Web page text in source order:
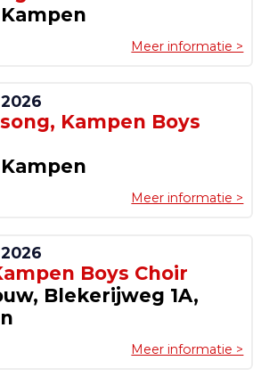
Meer informatie >
Kampen Boys
Meer informatie >
Boys Choir
Blekerijweg 1A,
Meer informatie >